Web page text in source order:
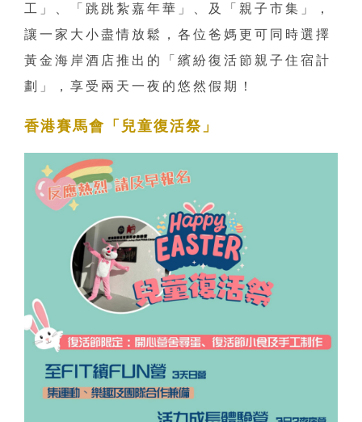
工」、「跳跳紮嘉年華」、及「親子市集」，
讓一家大小盡情放鬆，各位爸媽更可同時選擇
黃金海岸酒店推出的「繽紛復活節親子住宿計
劃」，享受兩天一夜的悠然假期！
香港賽馬會「兒童復活祭」